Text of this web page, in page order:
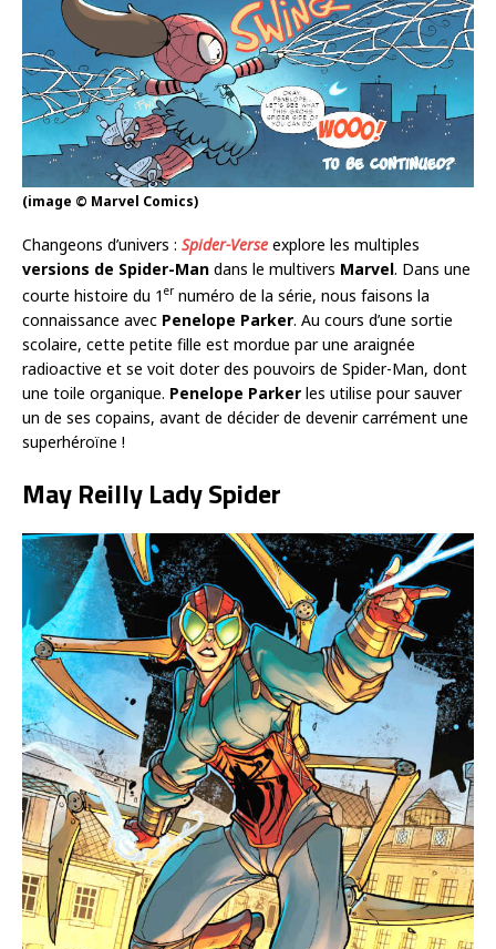
(image © Marvel Comics)
Changeons d’univers : Spider-Verse explore les multiples
versions de Spider-Man dans le multivers Marvel. Dans une
courte histoire du 1 ernuméro de la série, nous faisons la
connaissance avec Penelope Parker. Au cours d’une sortie
scolaire, cette petite fille est mordue par une araignée
radioactive et se voit doter des pouvoirs de Spider-Man, dont
une toile organique. Penelope Parker les utilise pour sauver
un de ses copains, avant de décider de devenir carrément une
superhéroïne !
May Reilly Lady Spider